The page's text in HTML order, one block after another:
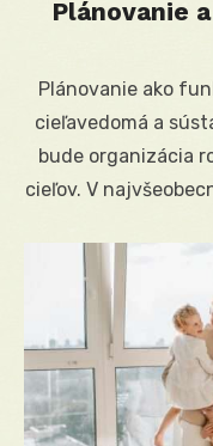
Plánovanie
Plánovanie ako
cieľavedomá a
bude organizácia
cieľov. V